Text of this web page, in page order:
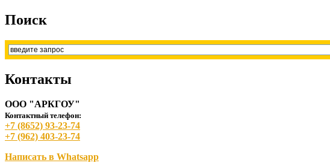
Поиск
Контакты
ООО "АРКГОУ"
Контактный телефон:
+7 (8652) 93-23-74
+7 (962) 403-23-74
Написать в Whatsapp